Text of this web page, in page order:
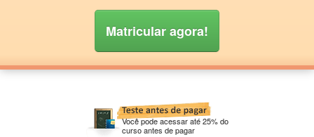
Matricular agora!
Você pode acessar até 25% do
curso antes de pagar